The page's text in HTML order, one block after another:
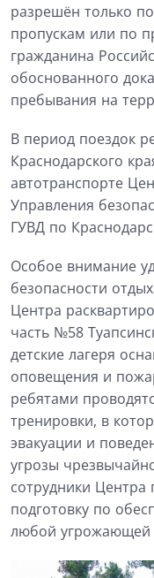
разрешён только
пропускам или по
гражданина
обоснованного
пребывания на
В период поездок
Краснодарского
автотранспорте
Управления
ГУВД по
Особое внимание
безопасности
Центра
часть №58
детские лагеря
оповещения и
ребятами
тренировки, в
эвакуации и
угрозы
сотрудники Центра
подготовку по
любой угрожающей